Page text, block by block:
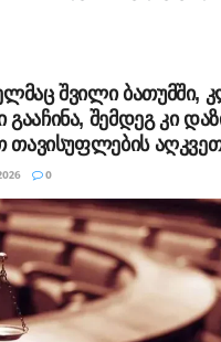
მელიას 1 წლით და 6
მიესაჯა, თუმცა
შვილი ბათუმში,
შემდეგ კი
თავისუფლების
0